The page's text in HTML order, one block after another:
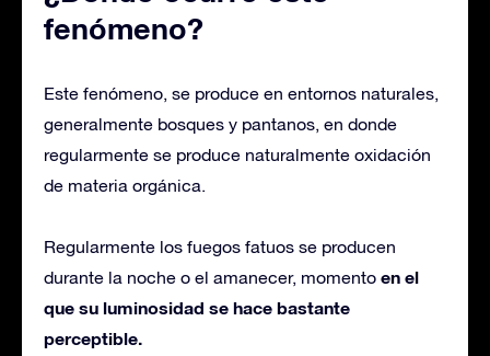
fenómeno?
Este fenómeno, se produce en entornos naturales,
generalmente bosques y pantanos, en donde
regularmente se produce naturalmente oxidación
de materia orgánica.
Regularmente los fuegos fatuos se producen
durante la noche o el amanecer, momento en el
que su luminosidad se hace bastante
perceptible.